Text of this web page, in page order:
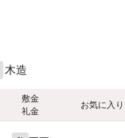
木造
敷金
礼金
お気に入り